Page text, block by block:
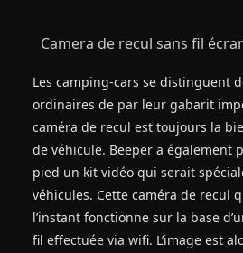
Camera de recul sans fil
Les camping-cars se distinguent
ordinaires de par leur gabarit
caméra de recul est toujours la
de véhicule. Beeper a également
pied un kit vidéo qui serait
véhicules. Cette caméra de recul
l’instant fonctionne sur la base
fil effectuée via wifi. L’image est